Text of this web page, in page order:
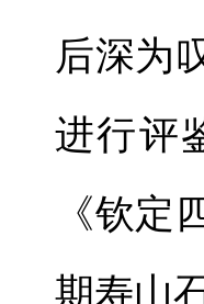
后深为
进行评
《钦
期寿山